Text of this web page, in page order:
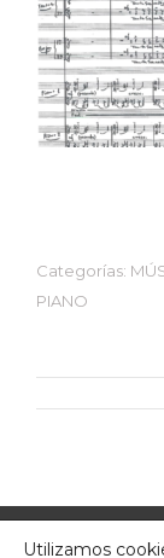
Categorías:
PIANO
Utilizamos